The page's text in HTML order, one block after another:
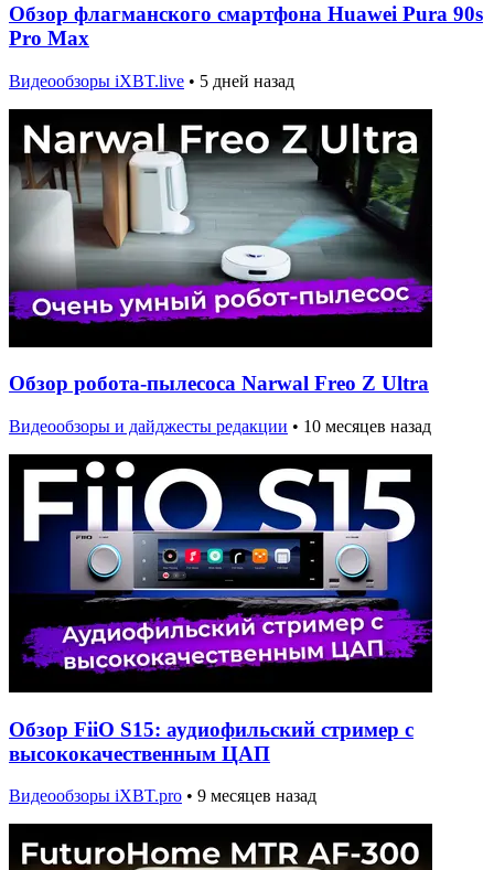
Обзор флагманского смартфона Huawei Pura 90s
Pro Max
Видеообзоры iXBT.live • 5 дней назад
Обзор робота-пылесоса Narwal Freo Z Ultra
Видеообзоры и дайджесты редакции • 10 месяцев назад
Обзор FiiO S15: аудиофильский стример с
высококачественным ЦАП
Видеообзоры iXBT.pro • 9 месяцев назад